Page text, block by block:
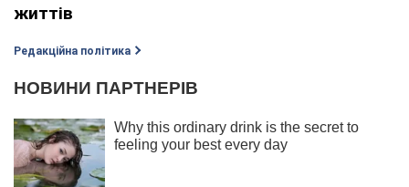
життів
Редакційна політика